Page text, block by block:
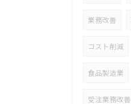
業務改善
コスト削減
食品製造業
受注業務改善